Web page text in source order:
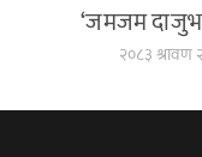
‘जमजम
२०८३ श्रावण